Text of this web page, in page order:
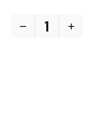
+
−